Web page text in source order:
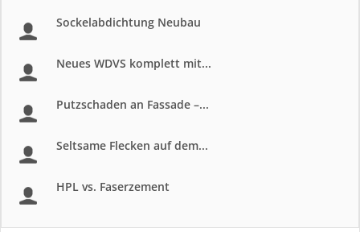
Sockelabdichtung Neubau
Neues WDVS komplett mit...
Putzschaden an Fassade –...
Seltsame Flecken auf dem...
HPL vs. Faserzement